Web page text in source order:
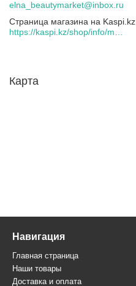
elna_beautymarket@inbox.ru
Страница магазина на Kaspi.kz
Карта
Навигация
Главная страница
Наши товары
Доставка и оплата